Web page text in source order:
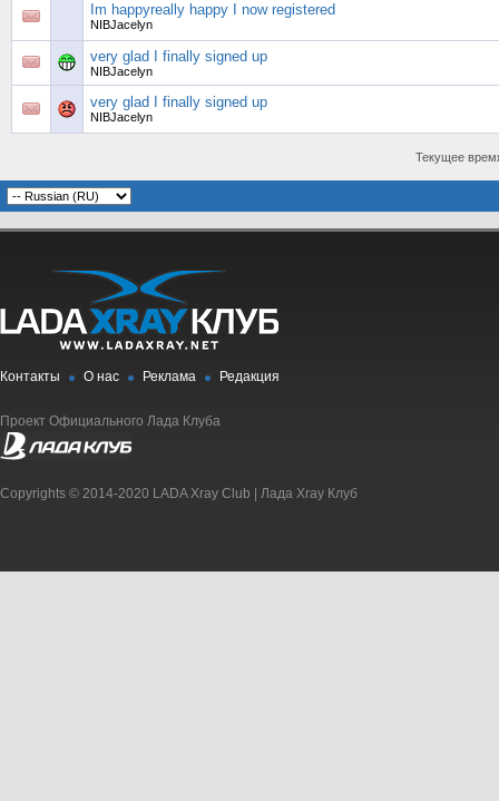
Im happyreally happy I now registered
NIBJacelyn
very glad I finally signed up
NIBJacelyn
very glad I finally signed up
NIBJacelyn
Текущее
Контакты О нас Реклама Редакция
Проект Официального Лада Клуба
Copyrights © 2014-2020 LADA Xray Club | Лада Xray Клуб